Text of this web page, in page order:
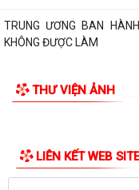
TRUNG ƯƠNG BAN
KHÔNG ĐƯỢC LÀM
CHÚC MỪNG LIÊN ĐOÀN
PHƯỜNG HỒNG AN TỔ
THƯ VIỆN ẢNH